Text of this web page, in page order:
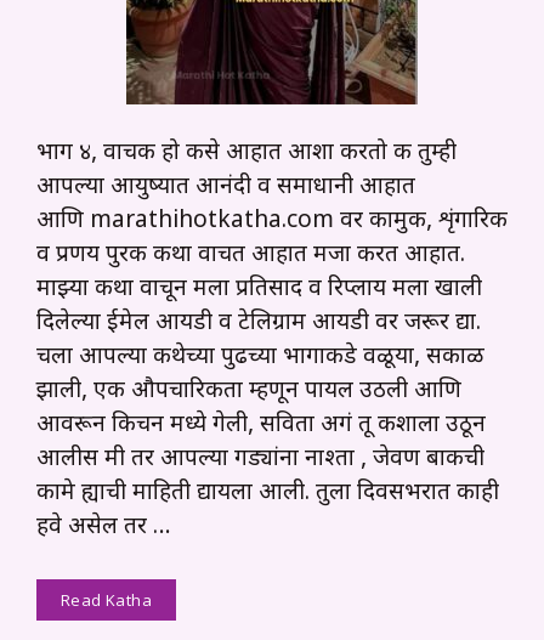
भाग ४, वाचक हो कसे आहात आशा करतो की तुम्ही
आपल्या आयुष्यात आनंदी व समाधानी आहात
आणि marathihotkatha.com वर कामुक, शृंगारिक
व प्रणय पुरक कथा वाचत आहात मजा करत आहात.
माझ्या कथा वाचून मला प्रतिसाद व रिप्लाय मला खाली
दिलेल्या ईमेल आयडी व टेलिग्राम आयडी वर जरूर द्या.
चला आपल्या कथेच्या पुढच्या भागाकडे वळूया, सकाळ
झाली, एक औपचारिकता म्हणून पायल उठली आणि
आवरून किचन मध्ये गेली, सविता अगं तू कशाला उठून
आलीस मी तर आपल्या गड्यांना नाश्ता , जेवण बाकीची
कामे ह्याची माहिती द्यायला आली. तुला दिवसभरात काही
हवे असेल तर …
Read Katha